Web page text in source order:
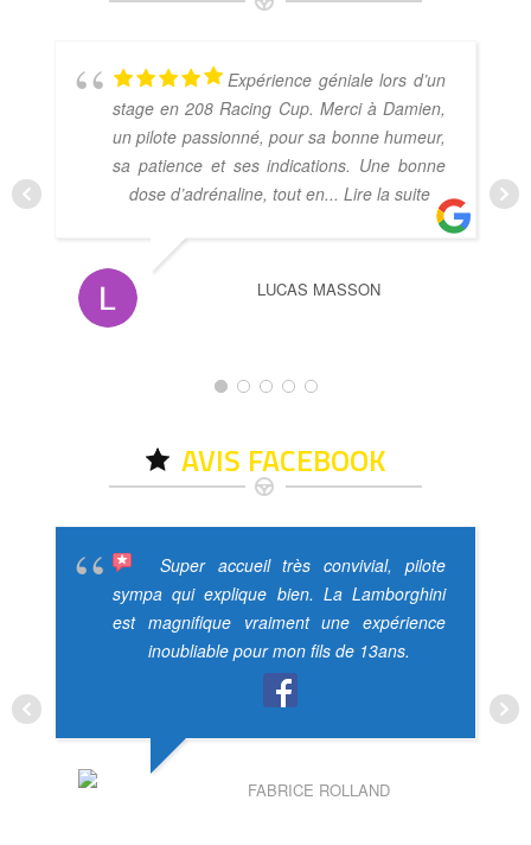
Expérience géniale lors d’un
stage en 208 Racing Cup. Merci à Damien,
un pilote passionné, pour sa bonne humeur,
sa patience et ses indications. Une bonne
dose d’adrénaline, tout en... Lire la suite
LUCAS MASSON
AVIS FACEBOOK
Super accueil très convivial, pilote
sympa qui explique bien. La Lamborghini
est magnifique vraiment une expérience
inoubliable pour mon fils de 13ans.
FABRICE ROLLAND